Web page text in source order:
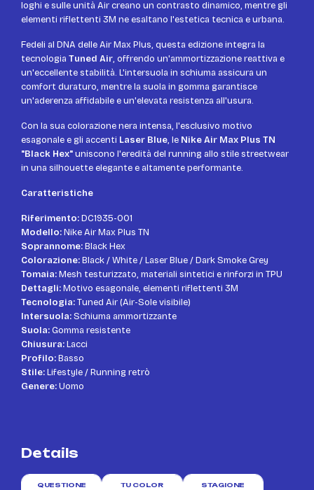
loghi e sulle unità Air creano un contrasto dinamico, mentre gli
elementi riflettenti 3M ne esaltano l'estetica tecnica e urbana.
Fedeli al DNA delle Air Max Plus, questa edizione integra la
tecnologia Tuned Air, offrendo un'ammortizzazione reattiva e
un'eccellente stabilità. L'intersuola in schiuma assicura un
comfort duraturo, mentre la suola in gomma garantisce
un'aderenza affidabile e un'elevata resistenza all'usura.
Con la sua colorazione nera intensa, l'esclusivo motivo
esagonale e gli accenti Laser Blue, le Nike Air Max Plus TN
"Black Hex"uniscono l'eredità del running allo stile streetwear
in una silhouette elegante e altamente performante.
Caratteristiche
Riferimento:DC1935-001
Modello:Nike Air Max Plus TN
Soprannome:Black Hex
Colorazione:Black / White / Laser Blue / Dark Smoke Grey
Tomaia:Mesh testurizzato, materiali sintetici e rinforzi in TPU
Dettagli:Motivo esagonale, elementi riflettenti 3M
Tecnologia:Tuned Air (Air-Sole visibile)
Intersuola:Schiuma ammortizzante
Suola:Gomma resistente
Chiusura:Lacci
Profilo:Basso
Stile:Lifestyle / Running retrò
Genere:Uomo
Details
QUESTIONE TU COLOR STAGIONE